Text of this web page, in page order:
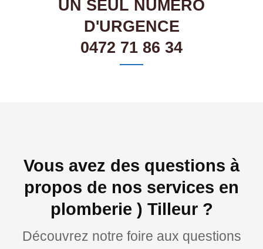
UN SEUL NUMÉRO
D'URGENCE
0472 71 86 34
Vous avez des questions à
propos de nos services en
plomberie ) Tilleur ?
Découvrez notre foire aux questions